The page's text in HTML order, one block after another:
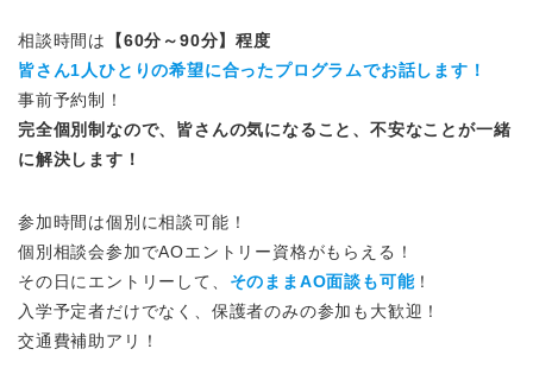
相談時間は
【60分～90分】程度
皆さん1人ひとりの希望に合ったプログラムでお話します！
事前予約制！
完全個別制なので、皆さんの気になること、不安なことが一緒
に解決します！
参加時間は個別に相談可能！
個別相談会参加でAOエントリー資格がもらえる！
その日にエントリーして、 そのままAO面談も可能！
入学予定者だけでなく、保護者のみの参加も大歓迎！
交通費補助アリ！